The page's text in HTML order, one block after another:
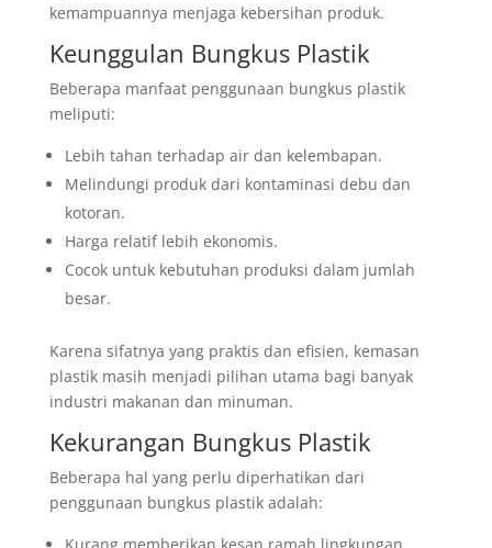
kemampuannya menjaga kebersihan produk.
Keunggulan Bungkus Plastik
Beberapa manfaat penggunaan bungkus plastik
meliputi:
Lebih tahan terhadap air dan kelembapan.
Melindungi produk dari kontaminasi debu dan
kotoran.
Harga relatif lebih ekonomis.
Cocok untuk kebutuhan produksi dalam jumlah
besar.
Karena sifatnya yang praktis dan efisien, kemasan
plastik masih menjadi pilihan utama bagi banyak
industri makanan dan minuman.
Kekurangan Bungkus Plastik
Beberapa hal yang perlu diperhatikan dari
penggunaan bungkus plastik adalah:
Kurang memberikan kesan ramah lingkungan.